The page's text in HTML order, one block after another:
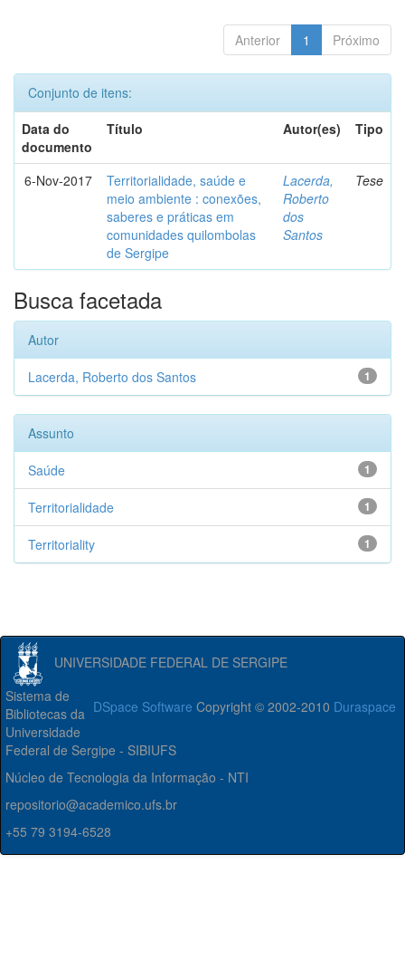
Anterior 1 Próximo
Conjunto de itens:
Data do
documento
Título Autor(es) Tipo
6-Nov-2017
Territorialidade, saúde e
meio ambiente : conexões,
saberes e práticas em
comunidades quilombolas
de Sergipe
Lacerda,
Roberto
dos
Santos
Tese
Busca facetada
Autor
1
Lacerda, Roberto dos Santos
Assunto
1
Saúde
1
Territorialidade
1
Territoriality
UNIVERSIDADE FEDERAL DE SERGIPE
DSpace Software Copyright © 2002-2010 Duraspace
Sistema de
Bibliotecas da
Universidade
Federal de Sergipe - SIBIUFS
Núcleo de Tecnologia da Informação - NTI
repositorio@academico.ufs.br
+55 79 3194-6528